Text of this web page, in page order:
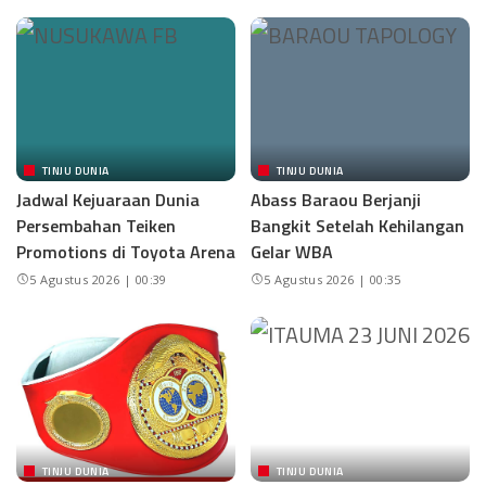
TINJU DUNIA
Jadwal Kejuaraan Dunia
Persembahan Teiken
Promotions di Toyota Arena
5 Agustus 2026 | 00:39
TINJU DUNIA
Abass Baraou Berjanji
Bangkit Setelah Kehilangan
Gelar WBA
5 Agustus 2026 | 00:35
TINJU DUNIA TINJU DUNIA